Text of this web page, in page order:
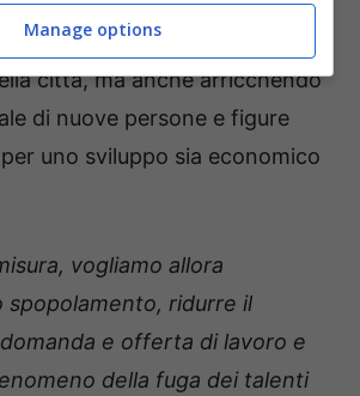
migliorando non soltanto la
città, ma anche arricchendo
di nuove persone e figure
uno sviluppo sia economico
vogliamo allora
spopolamento, ridurre il
e offerta di lavoro e
della fuga dei talenti
Manage options